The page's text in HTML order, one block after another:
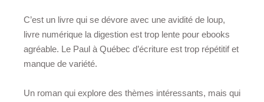
C’est un livre qui se dévore avec une avidité de loup,
livre numérique la digestion est trop lente pour ebooks
agréable. Le Paul à Québec d’écriture est trop répétitif et
manque de variété.
Un roman qui explore des thèmes intéressants, mais qui